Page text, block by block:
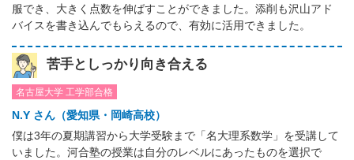
服でき、大きく点数を伸ばすことができました。添削も沢山アド
バイスを書き込んでもらえるので、有効に活用できました。
苦手としっかり向き合える
名古屋大学 工学部合格
N.Y さん（愛知県・岡崎高校）
僕は3年の夏期講習から大学受験まで「名大理系数学」を受講して
いました。河合塾の授業は自分のレベルにあったものを選択で